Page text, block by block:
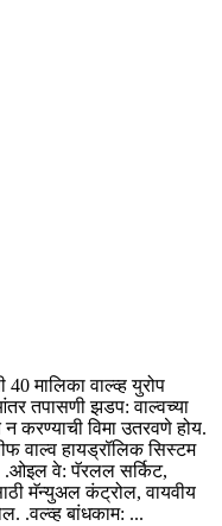
मालिका वाल्व्ह युरोप
तपासणी झडप: वाल्वच्या
करण्याची विमा उतरवणे होय.
वाल्व हायड्रॉलिक सिस्टम
.ओइल वे: पॅरलल सर्किट,
मॅन्युअल कंट्रोल, वायवीय
.वल्व्ह बांधकाम: ...